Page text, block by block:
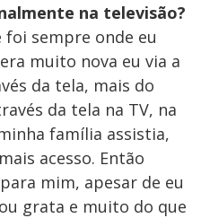
na televisão?
foi sempre onde eu
muito nova eu via a
da tela, mais do
da tela na TV, na
família assistia,
acesso. Então
mim, apesar de eu
grata e muito do que